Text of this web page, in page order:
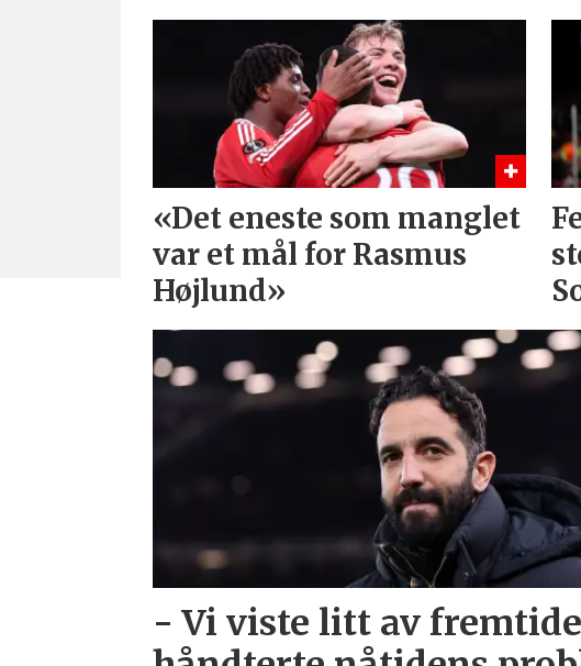
«Det eneste som manglet
var et mål for Rasmus
Højlund»
- Vi viste litt av